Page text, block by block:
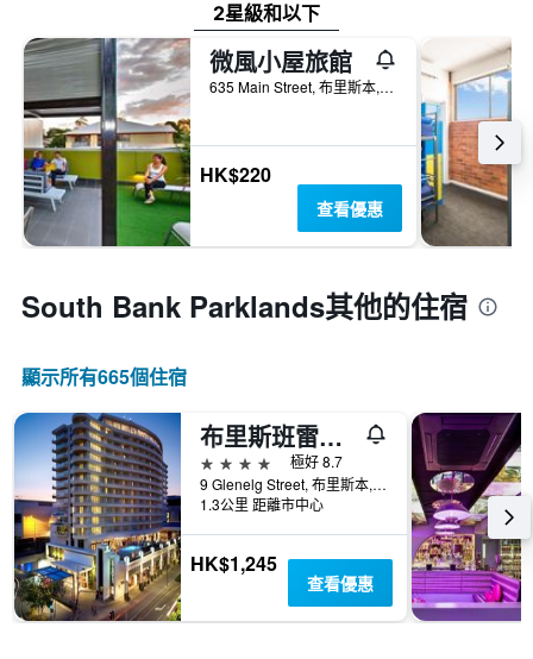
2星級和以下
微風小屋旅館
635 Main Street, 布里斯本, QLD, 澳洲
HK$220
查看優惠
South Bank Parklands​其他的住宿
顯示所有665​個住宿
布里斯班雷吉斯南岸酒店
4星級
極好 8.7
9 Glenelg Street, 布里斯本, QLD, 澳洲
1.3公里 距離市中心
HK$1,245
查看優惠